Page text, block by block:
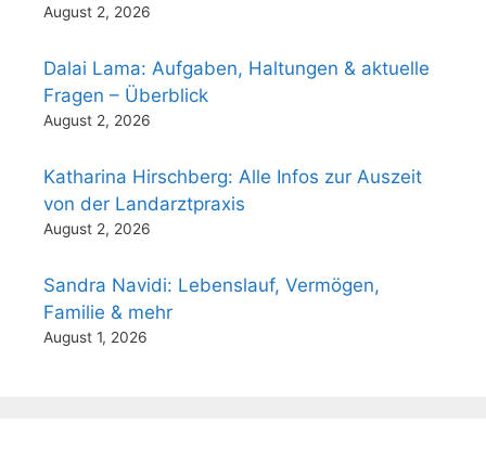
August 2, 2026
Dalai Lama: Aufgaben, Haltungen & aktuelle
Fragen – Überblick
August 2, 2026
Katharina Hirschberg: Alle Infos zur Auszeit
von der Landarztpraxis
August 2, 2026
Sandra Navidi: Lebenslauf, Vermögen,
Familie & mehr
August 1, 2026